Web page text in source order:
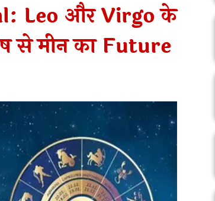
Leo और Virgo के
से मीन का Future